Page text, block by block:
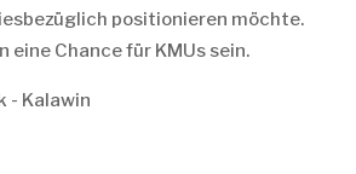
positionieren möchte.
eine Chance für KMUs sein.
- Kalawin